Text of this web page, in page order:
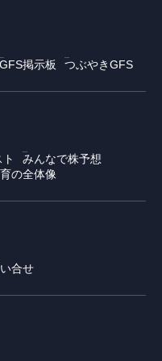
GFS掲示板 つぶやきGFS
みんなで株予想
の全体像
合せ